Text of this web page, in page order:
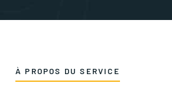
À PROPOS DU SERVICE